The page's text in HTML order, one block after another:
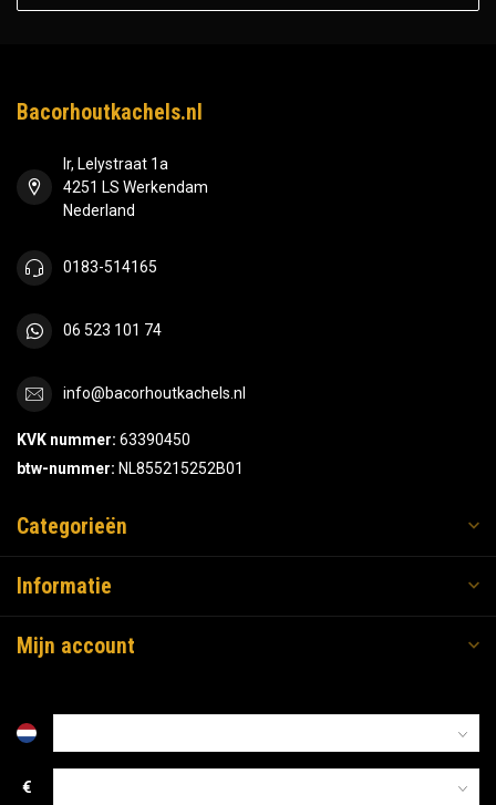
Bacorhoutkachels.nl
Ir, Lelystraat 1a
4251 LS Werkendam
Nederland
0183-514165
06 523 101 74
info@bacorhoutkachels.nl
KVK nummer: 63390450
btw-nummer: NL855215252B01
Categorieën
Informatie
Mijn account
€